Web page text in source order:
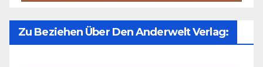
Zu Beziehen Über Den Anderwelt Verlag: